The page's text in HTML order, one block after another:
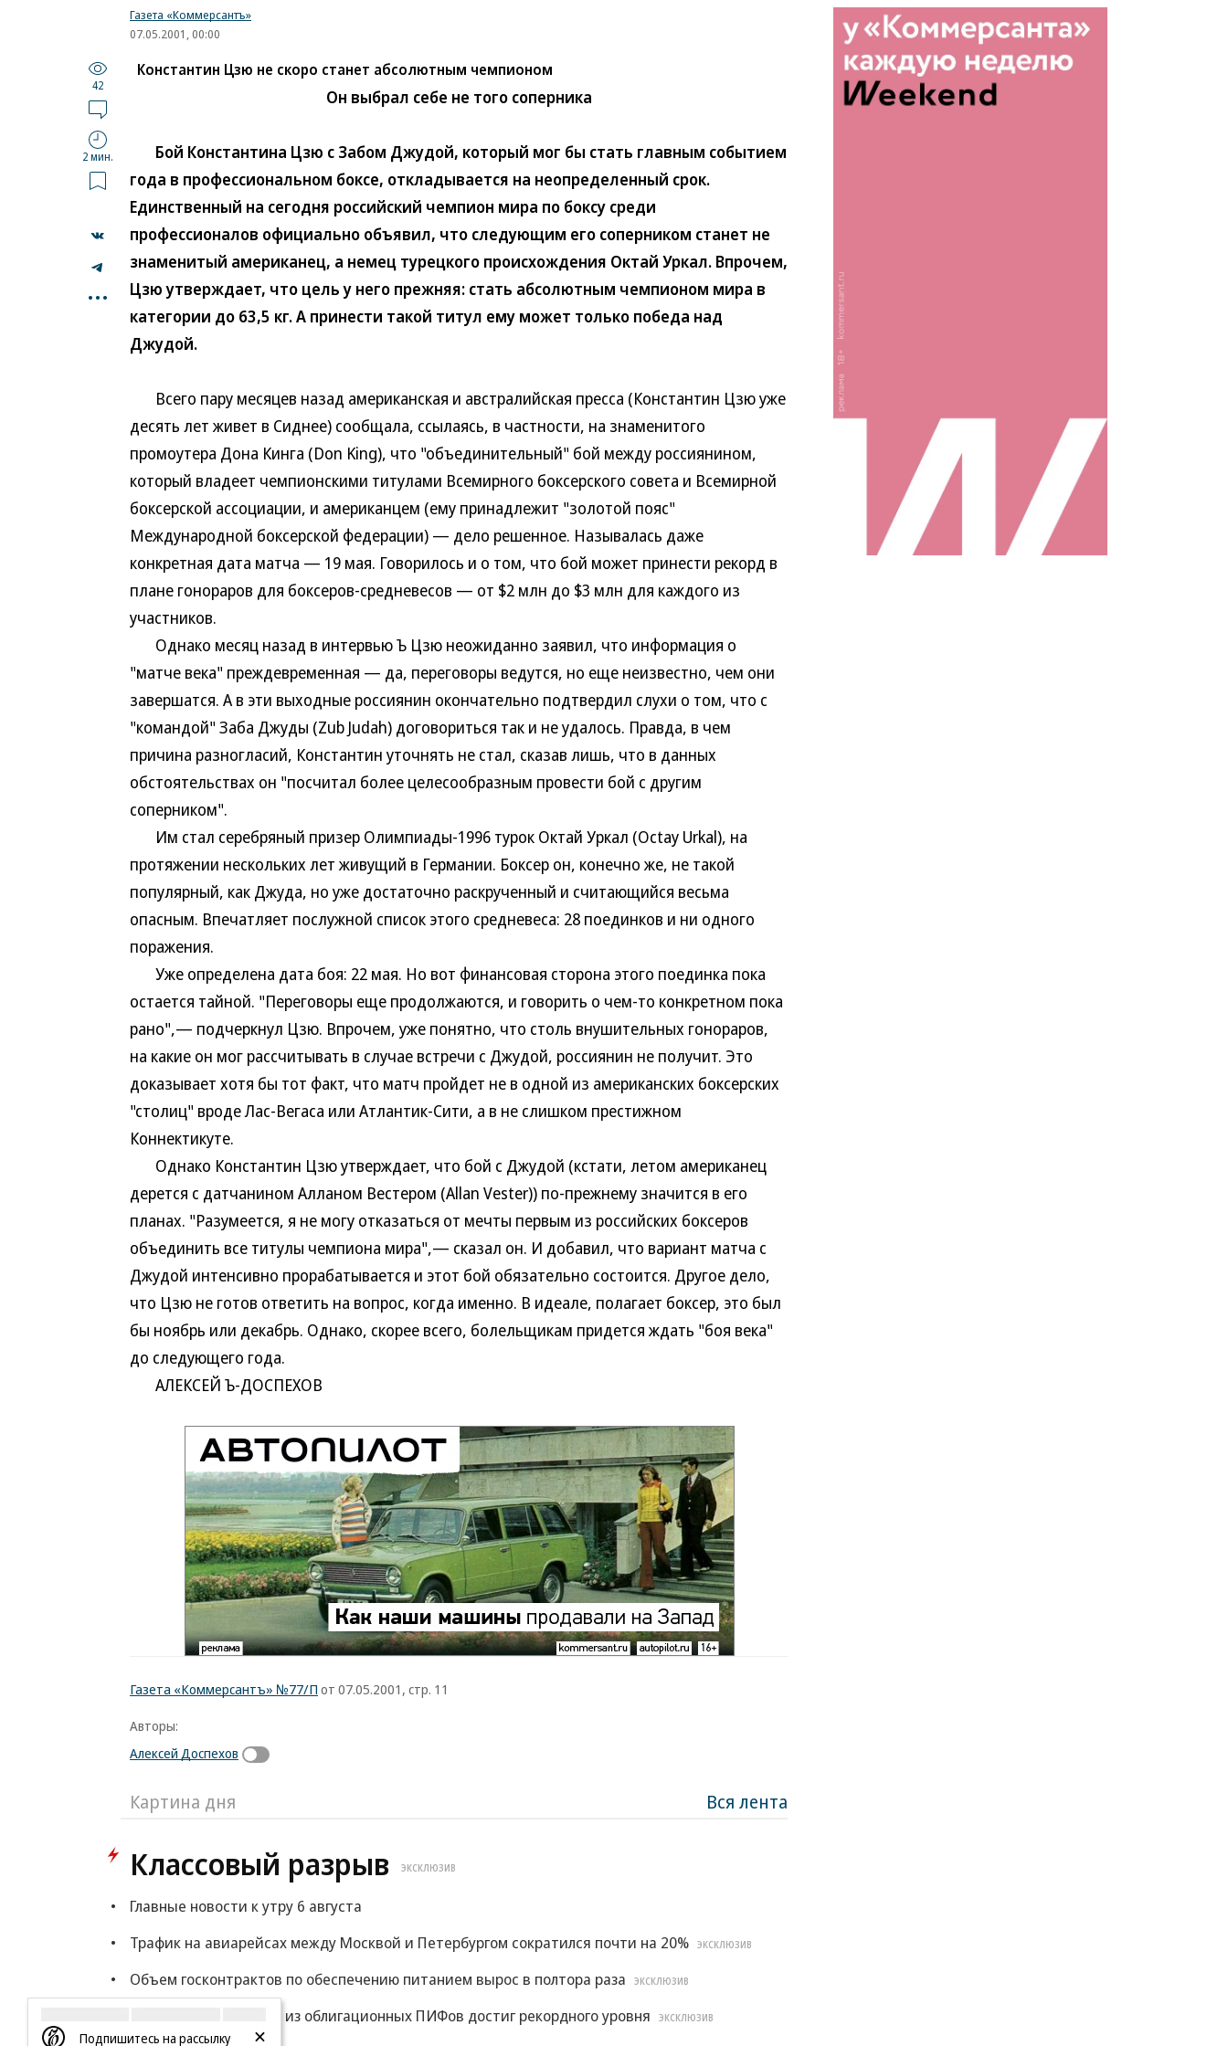
Газета «Коммерсантъ»
07.05.2001, 00:00
42
2 мин.
...
Константин Цзю не скоро станет абсолютным чемпионом
Он выбрал себе не того соперника
Бой Константина Цзю с Забом Джудой, который мог бы стать главным событием
года в профессиональном боксе, откладывается на неопределенный срок.
Единственный на сегодня российский чемпион мира по боксу среди
профессионалов официально объявил, что следующим его соперником станет не
знаменитый американец, а немец турецкого происхождения Октай Уркал. Впрочем,
Цзю утверждает, что цель у него прежняя: стать абсолютным чемпионом мира в
категории до 63,5 кг. А принести такой титул ему может только победа над
Джудой.
Всего пару месяцев назад американская и австралийская пресса (Константин Цзю уже
десять лет живет в Сиднее) сообщала, ссылаясь, в частности, на знаменитого
промоутера Дона Кинга (Don King), что "объединительный" бой между россиянином,
который владеет чемпионскими титулами Всемирного боксерского совета и Всемирной
боксерской ассоциации, и американцем (ему принадлежит "золотой пояс"
Международной боксерской федерации) — дело решенное. Называлась даже
конкретная дата матча — 19 мая. Говорилось и о том, что бой может принести рекорд в
плане гонораров для боксеров-средневесов — от $2 млн до $3 млн для каждого из
участников.
Однако месяц назад в интервью Ъ Цзю неожиданно заявил, что информация о
"матче века" преждевременная — да, переговоры ведутся, но еще неизвестно, чем они
завершатся. А в эти выходные россиянин окончательно подтвердил слухи о том, что с
"командой" Заба Джуды (Zub Judah) договориться так и не удалось. Правда, в чем
причина разногласий, Константин уточнять не стал, сказав лишь, что в данных
обстоятельствах он "посчитал более целесообразным провести бой с другим
соперником".
Им стал серебряный призер Олимпиады-1996 турок Октай Уркал (Octay Urkal), на
протяжении нескольких лет живущий в Германии. Боксер он, конечно же, не такой
популярный, как Джуда, но уже достаточно раскрученный и считающийся весьма
опасным. Впечатляет послужной список этого средневеса: 28 поединков и ни одного
поражения.
Уже определена дата боя: 22 мая. Но вот финансовая сторона этого поединка пока
остается тайной. "Переговоры еще продолжаются, и говорить о чем-то конкретном пока
рано",— подчеркнул Цзю. Впрочем, уже понятно, что столь внушительных гонораров,
на какие он мог рассчитывать в случае встречи с Джудой, россиянин не получит. Это
доказывает хотя бы тот факт, что матч пройдет не в одной из американских боксерских
"столиц" вроде Лас-Вегаса или Атлантик-Сити, а в не слишком престижном
Коннектикуте.
Однако Константин Цзю утверждает, что бой с Джудой (кстати, летом американец
дерется с датчанином Алланом Вестером (Allan Vester)) по-прежнему значится в его
планах. "Разумеется, я не могу отказаться от мечты первым из российских боксеров
объединить все титулы чемпиона мира",— сказал он. И добавил, что вариант матча с
Джудой интенсивно прорабатывается и этот бой обязательно состоится. Другое дело,
что Цзю не готов ответить на вопрос, когда именно. В идеале, полагает боксер, это был
бы ноябрь или декабрь. Однако, скорее всего, болельщикам придется ждать "боя века"
до следующего года.
АЛЕКСЕЙ Ъ-ДОСПЕХОВ
Газета «Коммерсантъ» №77/П от 07.05.2001, стр. 11
Авторы:
Алексей Доспехов
Картина дня Вся лента
Классовый разрыв ЭКСКЛЮЗИВ
Главные новости к утру 6 августа
Трафик на авиарейсах между Москвой и Петербургом сократился почти на 20%
ЭКСКЛЮЗИВ
Объем госконтрактов по обеспечению питанием вырос в полтора раза ЭКСКЛЮЗИВ
В июле отток средств из облигационных ПИФов достиг рекордного уровня ЭКСКЛЮЗИВ
Подпишитесь на рассылку